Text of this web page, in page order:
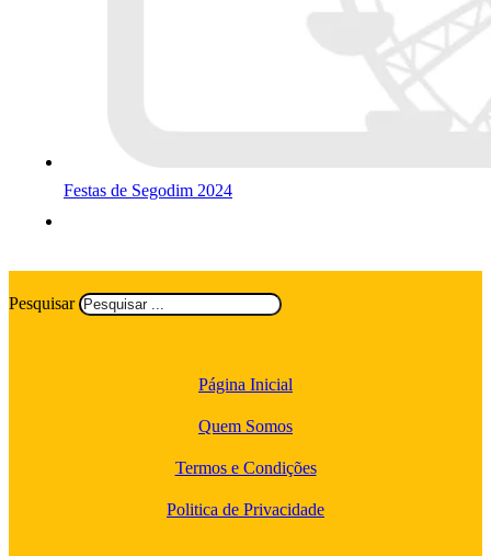
Festas de Segodim 2024
Pesquisar
Página Inicial
Quem Somos
Termos e Condições
Politica de Privacidade